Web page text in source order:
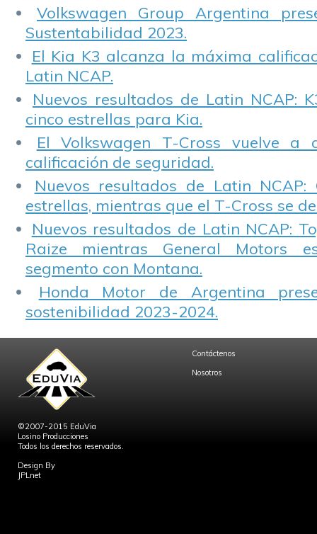
Volkswagen Group Argentina
Sustentabilidad 2023.
El Kia K3 alcanza la máxima
Latin NCAP.
Nuevos resultados de Latin NCAP:
cinco estrellas para Kia.
El Volkswagen T-Cross vuelve a
calificación de seguridad.
Nuevos resultados de Latin NCAP:
estrellas, mientras que el T-Cross se
Nuevos resultados de Latin NCAP:
Raize mientras General Motors
segmento con Montana.
Honda Motor de Argentina
sostenibilidad 2023-2024.
©2007-2015 EduVia
Losino Producciones
Todos los derechos reservados.
Design By
JPLnet
Contáctenos
Nosotros